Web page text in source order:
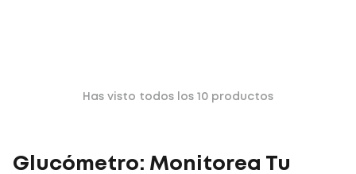
Has visto todos los 10 productos
Glucómetro: Monitorea Tu